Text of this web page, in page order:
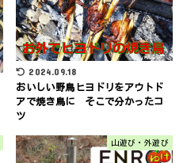
2024.09.18
おいしい野鳥ヒヨドリをアウトド
アで焼き鳥に そこで分かったコ
ツ
山遊び・外遊び